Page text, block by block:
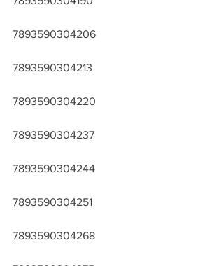
7893590304206
7893590304213
7893590304220
7893590304237
7893590304244
7893590304251
7893590304268